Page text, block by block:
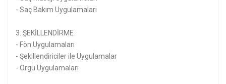
- Saç Bakım Uygulamaları
3. ŞEKİLLENDİRME
- Fön Uygulamaları
- Şekillendiriciler ile Uygulamalar
- Örgü Uygulamaları